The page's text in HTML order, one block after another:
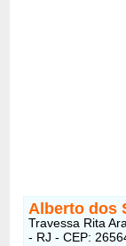
Alberto dos
Travessa Rita
- RJ - CEP: